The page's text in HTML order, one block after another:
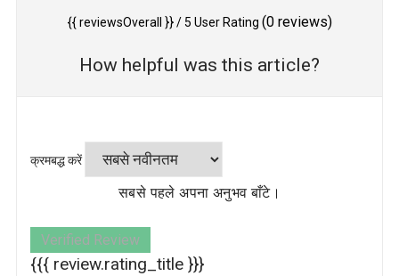
{{ reviewsOverall }}/ 5 User Rating (0reviews)
How helpful was this article?
क्रमबद्ध करें
सबसे पहले अपना अनुभव बाँटे।
Verified Review
{{{ review.rating_title }}}